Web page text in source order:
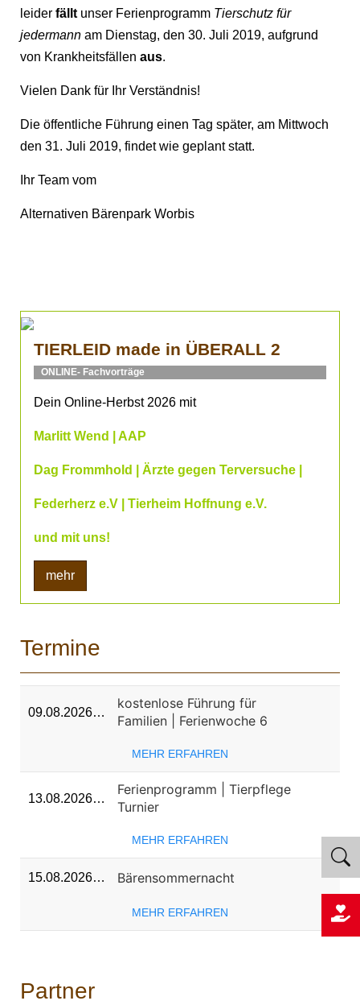
leider fällt unser Ferienprogramm Tierschutz für
jedermann am Dienstag, den 30. Juli 2019, aufgrund
von Krankheitsfällen aus.
Vielen Dank für Ihr Verständnis!
Die öffentliche Führung einen Tag später, am Mittwoch
den 31. Juli 2019, findet wie geplant statt.
Ihr Team vom
Alternativen Bärenpark Worbis
TIERLEID made in ÜBERALL 2
ONLINE- Fachvorträge
Dein Online-Herbst 2026 mit
Marlitt Wend | AAP
Dag Frommhold | Ärzte gegen Terversuche |
Federherz e.V | Tierheim Hoffnung e.V.
und mit uns!
mehr
Termine
09.08.2026…
kostenlose Führung für
Familien | Ferienwoche 6
MEHR ERFAHREN
13.08.2026…
Ferienprogramm | Tierpflege
Turnier
MEHR ERFAHREN
15.08.2026… Bärensommernacht
MEHR ERFAHREN
Partner